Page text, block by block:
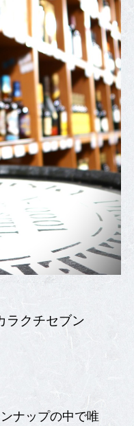
ラクチセブン
ナップの中で唯